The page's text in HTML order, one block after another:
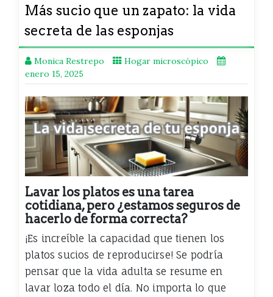
Más sucio que un zapato: la vida
secreta de las esponjas
Monica Restrepo
Hogar microscópico
enero 15, 2025
Lavar los platos es una tarea
cotidiana, pero ¿estamos seguros de
hacerlo de forma correcta?
¡Es increíble la capacidad que tienen los
platos sucios de reproducirse! Se podría
pensar que la vida adulta se resume en
lavar loza todo el día. No importa lo que